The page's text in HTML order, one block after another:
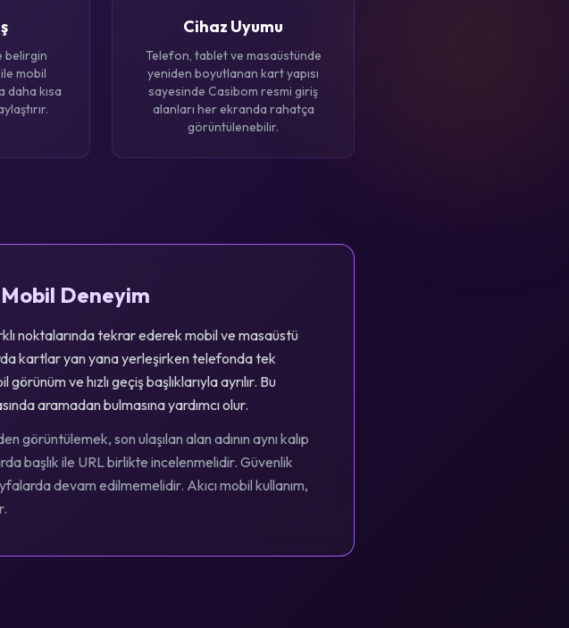
belirgin
mobil
daha kısa
Cihaz Uyumu
Telefon, tablet ve masaüstünde
yeniden boyutlanan kart yapısı
sayesinde Casibom resmi giriş
alanları her ekranda rahatça
görüntülenebilir.
Mobil Deneyim
noktalarında tekrar ederek mobil ve masaüstü
kartlar yan yana yerleşirken telefonda tek
ve hızlı geçiş başlıklarıyla ayrılır. Bu
aramadan bulmasına yardımcı olur.
görüntülemek, son ulaşılan alan adının aynı kalıp
başlık ile URL birlikte incelenmelidir. Güvenlik
devam edilmemelidir. Akıcı mobil kullanım,